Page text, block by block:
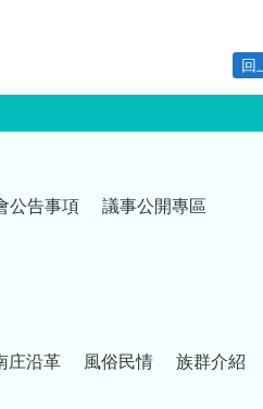
回
公告事項 議事公開專區
庄沿革 風俗民情 族群介紹